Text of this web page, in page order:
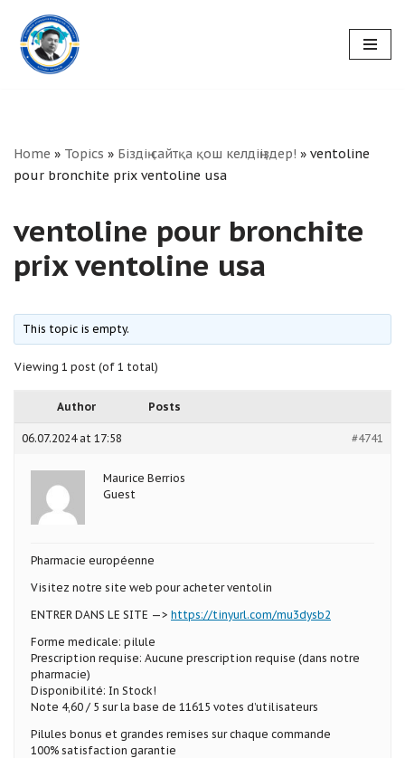
Skip
to
Home » Topics » Біздің сайтқа қош келдіңіздер! » ventoline
pour bronchite prix ventoline usa
ventoline pour bronchite
prix ventoline usa
This topic is empty.
Viewing 1 post (of 1 total)
Author Posts
06.07.2024 at 17:58 #4741
Maurice Berrios
Guest
Pharmacie européenne
Visitez notre site web pour acheter ventolin
ENTRER DANS LE SITE —> https://tinyurl.com/mu3dysb2
Forme medicale: pilule
Prescription requise: Aucune prescription requise (dans notre
pharmacie)
Disponibilité: In Stock!
Note 4,60 / 5 sur la base de 11615 votes d’utilisateurs
Pilules bonus et grandes remises sur chaque commande
100% satisfaction garantie